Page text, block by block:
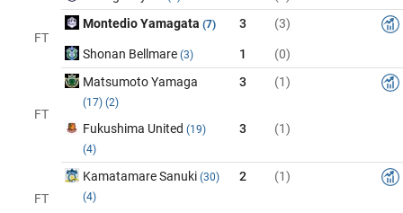
FT
Montedio Yamagata (7) 3 (3)
Shonan Bellmare (3) 1 (0)
FT
Matsumoto Yamaga
(17) (2)
3 (1)
Fukushima United (19)
(4)
3 (1)
FT
Kamatamare Sanuki (30)
(4)
2 (1)